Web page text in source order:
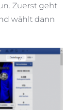
Zuerst geht
wählt dann